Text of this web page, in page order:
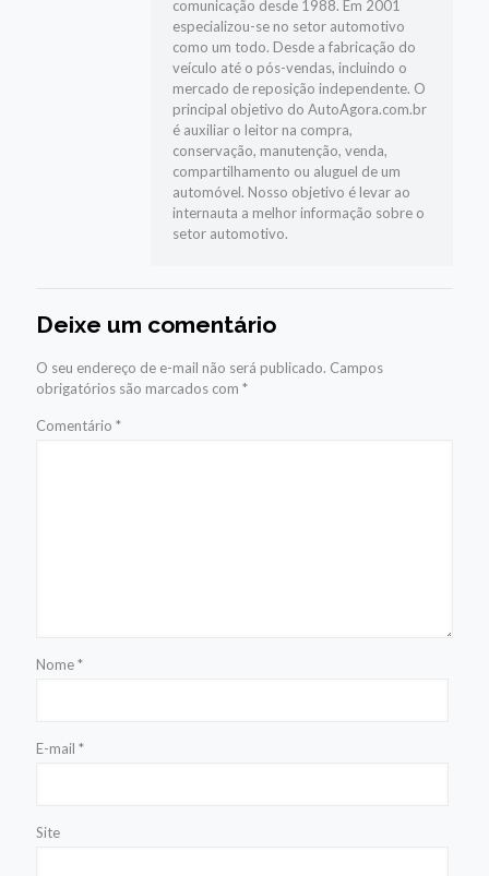
comunicação desde 1988. Em 2001
especializou-se no setor automotivo
como um todo. Desde a fabricação do
veículo até o pós-vendas, incluindo o
mercado de reposição independente. O
principal objetivo do AutoAgora.com.br
é auxiliar o leitor na compra,
conservação, manutenção, venda,
compartilhamento ou aluguel de um
automóvel. Nosso objetivo é levar ao
internauta a melhor informação sobre o
setor automotivo.
Deixe um comentário
O seu endereço de e-mail não será publicado. Campos
obrigatórios são marcados com *
Comentário *
Nome*
E-mail *
Site